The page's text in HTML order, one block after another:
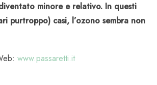
minore e relativo. In questi
purtroppo) casi, l’ozono sembra non
www.passaretti.it